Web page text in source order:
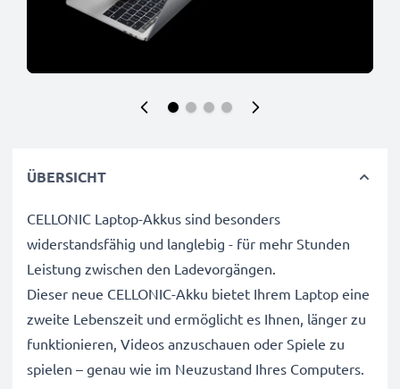
ÜBERSICHT
CELLONIC Laptop-Akkus sind besonders
widerstandsfähig und langlebig - für mehr Stunden
Leistung zwischen den Ladevorgängen.
Dieser neue CELLONIC-Akku bietet Ihrem Laptop eine
zweite Lebenszeit und ermöglicht es Ihnen, länger zu
funktionieren, Videos anzuschauen oder Spiele zu
spielen – genau wie im Neuzustand Ihres Computers.